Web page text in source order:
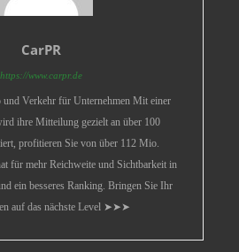
CarPR
https://www.carpr.de
und Verkehr für Unternehmen Mit einer
ihre Mitteilung gezielt an über 100
profitieren Sie von über 112 Mio.
für mehr Reichweite und Sichtbarkeit in
ein besseres Ranking. Bringen Sie Ihr
auf das nächste Level ➤➤➤